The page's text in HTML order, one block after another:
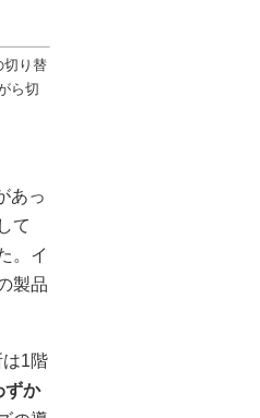
切り替
ら切
あっ
て
。イ
製品
1階
ずか